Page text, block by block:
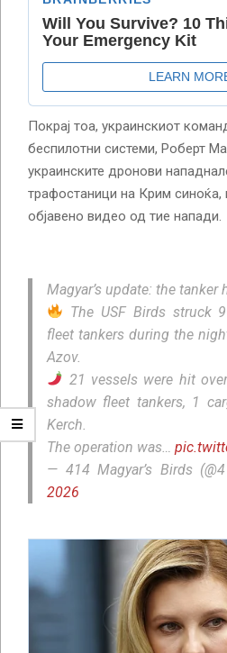
Покрај тоа, украинскиот
беспилотни системи, Роберт
украинските дронови
трафостаници на Крим
објавено видео од тие напади.
Magyar’s update: the tanker
The USF Birds struck
fleet tankers during the
Azov.
21 vessels were hit
shadow fleet tankers, 1
Kerch.
The operation was…
— 414 Magyar’s Birds
2026